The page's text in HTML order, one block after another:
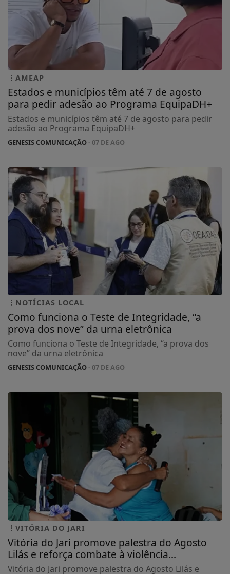
AMEAP
Estados e municípios têm até 7 de agosto
para pedir adesão ao Programa EquipaDH+
Estados e municípios têm até 7 de agosto para pedir
adesão ao Programa EquipaDH+
GENESIS COMUNICAÇÃO- 07 DE AGO
NOTÍCIAS LOCAL
Como funciona o Teste de Integridade, “a
prova dos nove” da urna eletrônica
Como funciona o Teste de Integridade, “a prova dos
nove” da urna eletrônica
GENESIS COMUNICAÇÃO- 07 DE AGO
VITÓRIA DO JARI
Vitória do Jari promove palestra do Agosto
Lilás e reforça combate à violência...
Vitória do Jari promove palestra do Agosto Lilás e